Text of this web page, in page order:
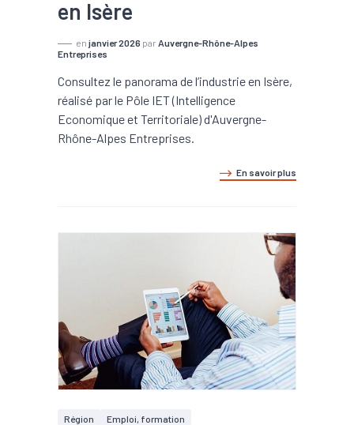
en Isère
en janvier 2026 par Auvergne-Rhône-Alpes
Entreprises
Consultez le panorama de l’industrie en Isère,
réalisé par le Pôle IET (Intelligence
Economique et Territoriale) d'Auvergne-
Rhône-Alpes Entreprises.
En savoir plus
Région Emploi, formation